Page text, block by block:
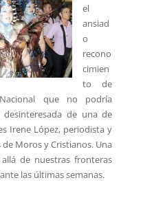
el
ansiad
o
recono
cimien
to de
que no podría
desinteresada de una de
Irene López, periodista y
Moros y Cristianos. Una
de nuestras fronteras
las últimas semanas.